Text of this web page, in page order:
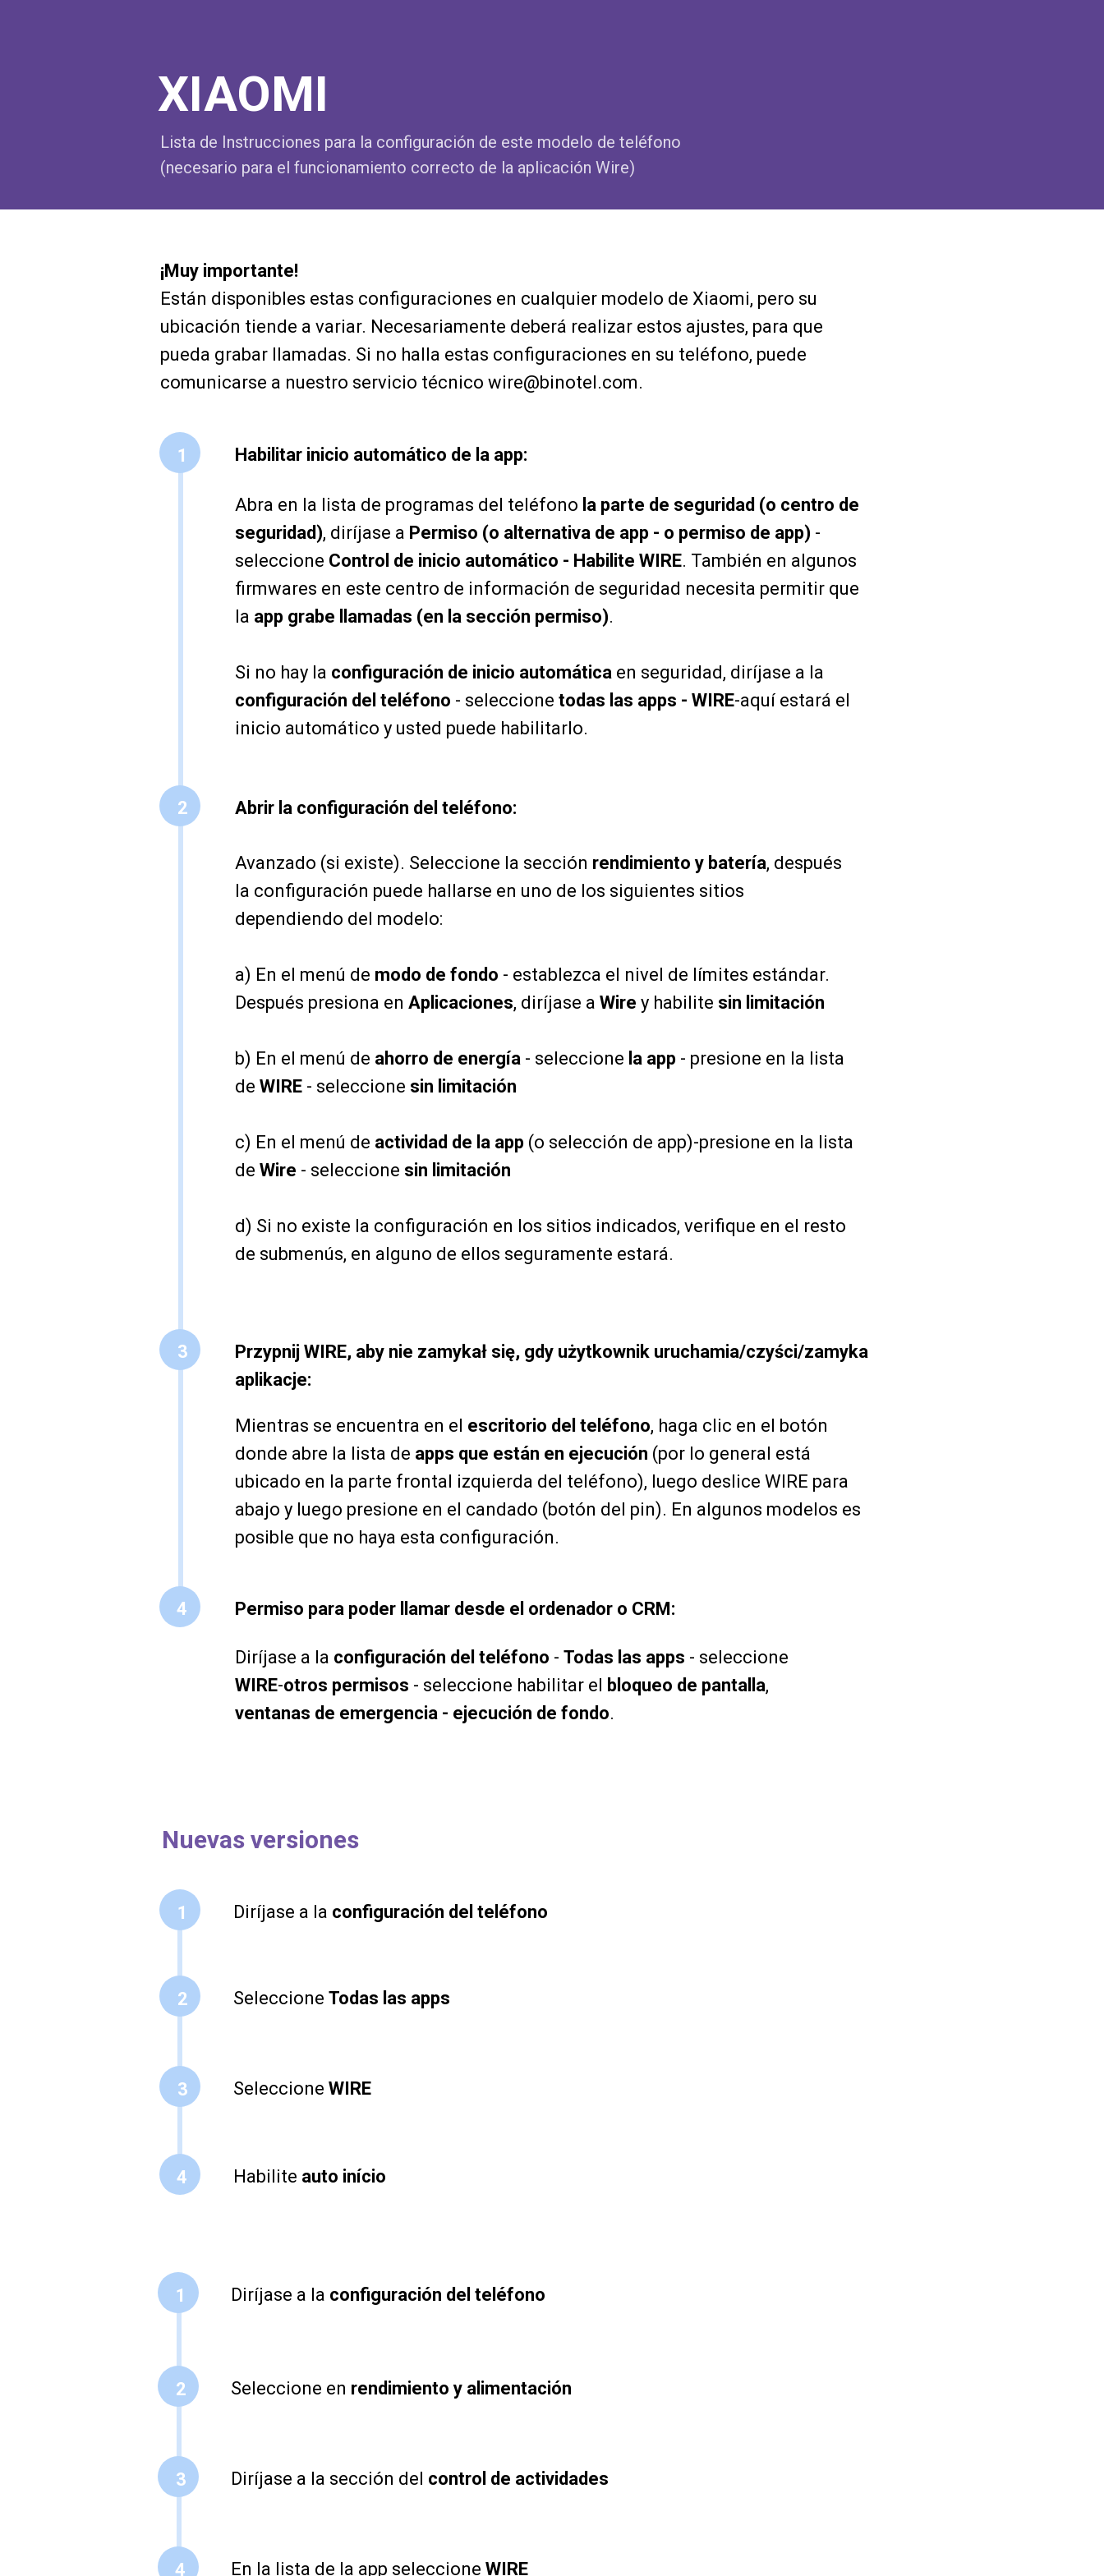
XIAOMI
Lista de Instrucciones para la configuración de este modelo de teléfono
(necesario para el funcionamiento correcto de la aplicación Wire)
Diríjase a la configuración del teléfono
Seleccione WIRE
Habilite auto início
1
Seleccione Todas las apps
2
3
4
Nuevas versiones
Diríjase a la configuración del teléfono
Diríjase a la sección del control de actividades
En la lista de la app seleccione WIRE
1
Seleccione en rendimiento y alimentación
2
3
4
¡Muy importante!
Están disponibles estas configuraciones en cualquier modelo de Xiaomi, pero su
ubicación tiende a variar. Necesariamente deberá realizar estos ajustes, para que
pueda grabar llamadas. Si no halla estas configuraciones en su teléfono, puede
comunicarse a nuestro servicio técnico wire@binotel.com.
Habilitar inicio automático de la app:
Avanzado (si existe). Seleccione la sección rendimiento y batería, después
la configuración puede hallarse en uno de los siguientes sitios
dependiendo del modelo:
a) En el menú de modo de fondo - establezca el nivel de límites estándar.
Después presiona en Aplicaciones, diríjase a Wire y habilite sin limitación
b) En el menú de ahorro de energía - seleccione la app - presione en la lista
de WIRE - seleccione sin limitación
c) En el menú de actividad de la app (o selección de app)-presione en la lista
de Wire - seleccione sin limitación
d) Si no existe la configuración en los sitios indicados, verifique en el resto
de submenús, en alguno de ellos seguramente estará.
Mientras se encuentra en el escritorio del teléfono, haga clic en el botón
donde abre la lista de apps que están en ejecución (por lo general está
ubicado en la parte frontal izquierda del teléfono), luego deslice WIRE para
abajo y luego presione en el candado (botón del pin). En algunos modelos es
posible que no haya esta configuración.
Diríjase a la configuración del teléfono - Todas las apps - seleccione
WIRE-otros permisos - seleccione habilitar el bloqueo de pantalla,
ventanas de emergencia - ejecución de fondo.
1
Abra en la lista de programas del teléfono la parte de seguridad (o centro de
seguridad), diríjase a Permiso (o alternativa de app - o permiso de app) -
seleccione Control de inicio automático - Habilite WIRE. También en algunos
firmwares en este centro de información de seguridad necesita permitir que
la app grabe llamadas (en la sección permiso).
Si no hay la configuración de inicio automática en seguridad, diríjase a la
configuración del teléfono - seleccione todas las apps - WIRE-aquí estará el
inicio automático y usted puede habilitarlo.
2 Abrir la configuración del teléfono:
3
Przypnij WIRE, aby nie zamykał się, gdy użytkownik uruchamia/czyści/zamyka
aplikacje:
4 Permiso para poder llamar desde el ordenador o CRM: